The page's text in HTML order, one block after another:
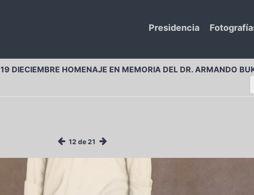
Presidencia
19 DIECIEMBRE HOMENAJE EN MEMORIA DEL DR. ARMANDO
12 de 21